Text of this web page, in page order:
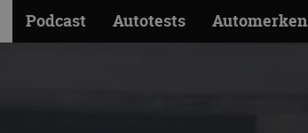
Podcast Autotests Automerken